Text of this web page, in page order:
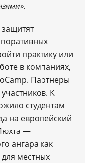
защитят
практику или
в компаниях,
Партнеры
К
студентам
на европейский
—
ангара как
местных